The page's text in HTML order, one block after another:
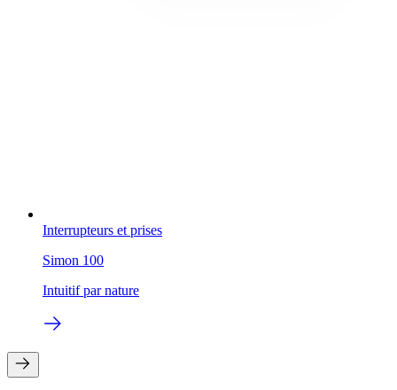
Interrupteurs et prises
Simon 100
Intuitif par nature